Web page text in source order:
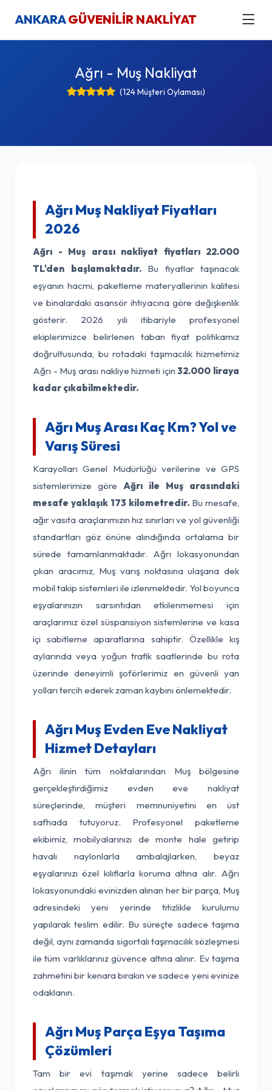
ANKARAGÜVENİLİR NAKLİYAT
Ağrı - Muş Nakliyat
(124 Müşteri Oylaması)
Ağrı Muş Nakliyat Fiyatları
2026
Ağrı - Muş arası nakliyat fiyatları 22.000
TL'den başlamaktadır.Bu fiyatlar taşınacak
eşyanın hacmi, paketleme materyallerinin kalitesi
ve binalardaki asansör ihtiyacına göre değişkenlik
gösterir. 2026 yılı itibariyle profesyonel
ekiplerimizce belirlenen taban fiyat politikamız
doğrultusunda, bu rotadaki taşımacılık hizmetimiz
Ağrı - Muş arası nakliye hizmeti için32.000 liraya
kadar çıkabilmektedir.
Ağrı Muş Arası Kaç Km? Yol ve
Varış Süresi
Karayolları Genel Müdürlüğü verilerine ve GPS
sistemlerimize göre Ağrı ile Muş arasındaki
mesafe yaklaşık 173 kilometredir. Bu mesafe,
ağır vasıta araçlarımızın hız sınırları ve yol güvenliği
standartları göz önüne alındığında ortalama bir
sürede tamamlanmaktadır. Ağrı lokasyonundan
çıkan aracımız, Muş varış noktasına ulaşana dek
mobil takip sistemleri ile izlenmektedir. Yol boyunca
eşyalarınızın sarsıntıdan etkilenmemesi için
araçlarımız özel süspansiyon sistemlerine ve kasa
içi sabitleme aparatlarına sahiptir. Özellikle kış
aylarında veya yoğun trafik saatlerinde bu rota
üzerinde deneyimli şoförlerimiz en güvenli yan
yolları tercih ederek zaman kaybını önlemektedir.
Ağrı Muş Evden Eve Nakliyat
Hizmet Detayları
Ağrı ilinin tüm noktalarından Muş bölgesine
gerçekleştirdiğimiz evden eve nakliyat
süreçlerinde, müşteri memnuniyetini en üst
safhada tutuyoruz. Profesyonel paketleme
ekibimiz, mobilyalarınızı de monte hale getirip
havalı naylonlarla ambalajlarken, beyaz
eşyalarınızı özel kılıflarla koruma altına alır. Ağrı
lokasyonundaki evinizden alınan her bir parça, Muş
adresindeki yeni yerinde titizlikle kurulumu
yapılarak teslim edilir. Bu süreçte sadece taşıma
değil, aynı zamanda sigortalı taşımacılık sözleşmesi
ile tüm varlıklarınız güvence altına alınır. Ev taşıma
zahmetini bir kenara bırakın ve sadece yeni evinize
odaklanın.
Ağrı Muş Parça Eşya Taşıma
Çözümleri
Tam bir evi taşımak yerine sadece belirli